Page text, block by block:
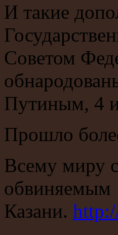
И такие
Советом
Путиным, 4
Прошло
Всему миру
Казани.